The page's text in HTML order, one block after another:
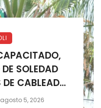
SOLEDAD
DE CABLEADO
agosto 5, 2026